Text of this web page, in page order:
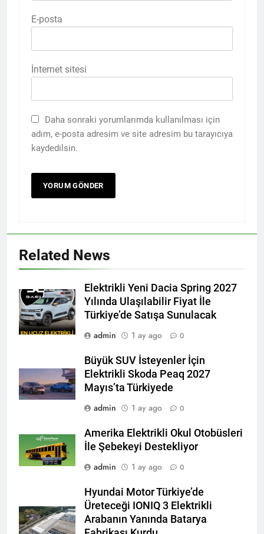
E-posta
İnternet sitesi
Daha sonraki yorumlarımda kullanılması için
adım, e-posta adresim ve site adresim bu tarayıcıya
kaydedilsin.
Related News
Elektrikli Yeni Dacia Spring 2027
Yılında Ulaşılabilir Fiyat İle
Türkiye’de Satışa Sunulacak
admin
1 ay ago 0
Büyük SUV İsteyenler İçin
Elektrikli Skoda Peaq 2027
Mayıs’ta Türkiyede
admin
1 ay ago 0
Amerika Elektrikli Okul Otobüsleri
İle Şebekeyi Destekliyor
admin
1 ay ago 0
Hyundai Motor Türkiye’de
Üreteceği IONIQ 3 Elektrikli
Arabanın Yanında Batarya